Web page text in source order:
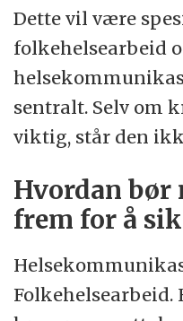
Dette vil være
folkehelsearbeid
sentralt. Selv om
viktig, står den
Hvordan bør
frem for å